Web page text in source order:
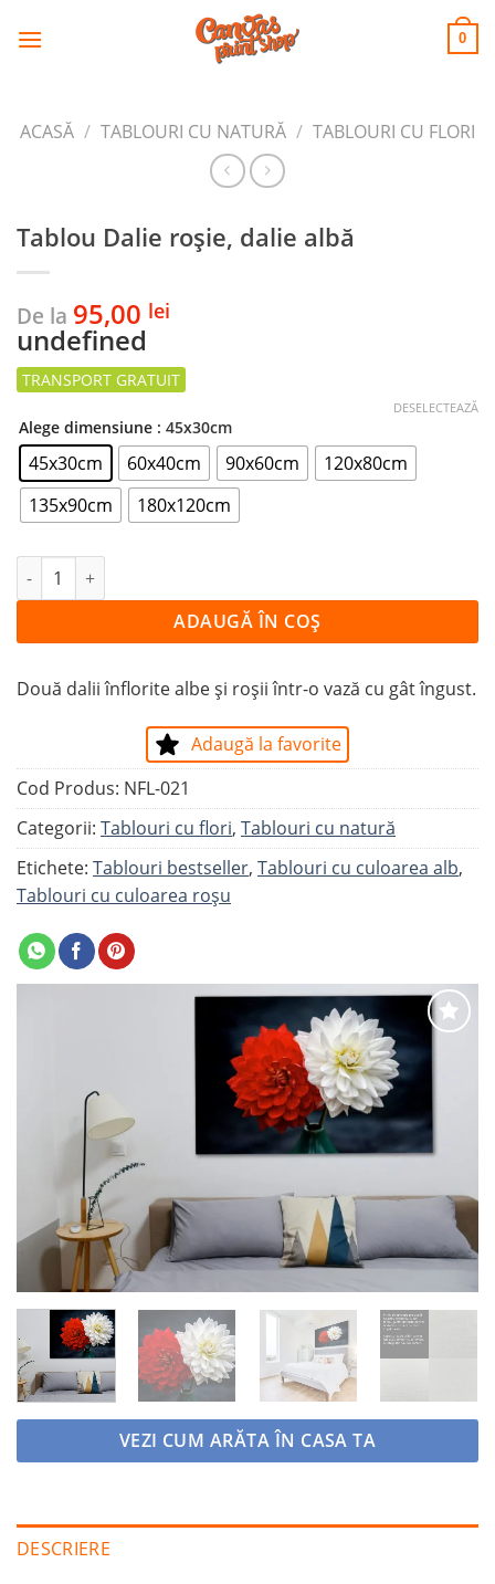
CANVAS
PRINT SHOP 0
ACASĂ / TABLOURI CU NATURĂ / TABLOURI CU FLORI
favorite
VEZI CUM ARĂTA ÎN CASA TA
Tablou Dalie roșie, dalie albă
De la 95,00 lei
undefined
Alege dimensiune : 45x30cm
45x30cm 60x40cm 90x60cm
120x80cm
135x90cm
180x120cm
DESELECTEAZĂ
Cantitate Tablou Dalie roșie, dalie albă
ADAUGĂ ÎN COȘ
Două dalii înflorite albe și roșii într-o vază cu gât îngust.
Adaugă la favorite
Cod Produs: NFL-021
Categorii: Tablouri cu flori, Tablouri cu natură
Etichete: Tablouri bestseller, Tablouri cu culoarea alb,
Tablouri cu culoarea roșu
DESCRIERE